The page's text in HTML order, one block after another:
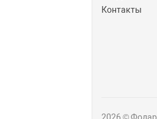
Контакты